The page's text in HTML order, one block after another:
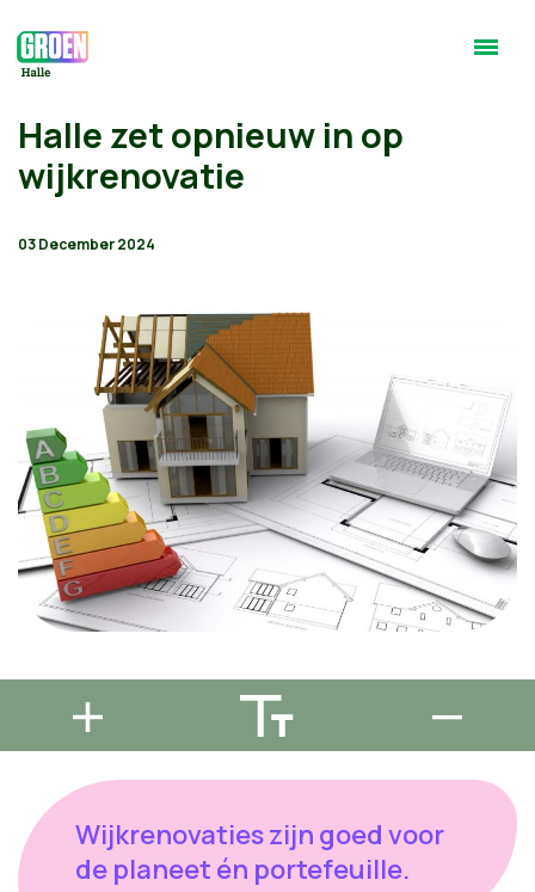
Halle zet opnieuw in op
wijkrenovatie
03 December 2024
Wijkrenovaties zijn goed voor
de planeet én portefeuille.